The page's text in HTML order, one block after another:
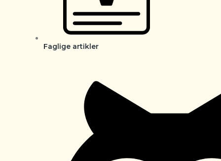
Faglige artikler